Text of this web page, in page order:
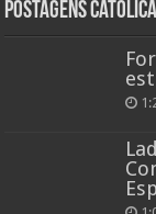
Postagens